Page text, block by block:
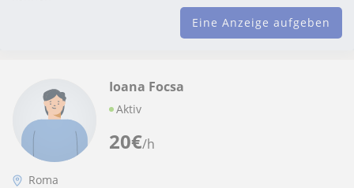
Eine Anzeige aufgeben
20€/h
Ioana Focsa
Aktiv
Roma